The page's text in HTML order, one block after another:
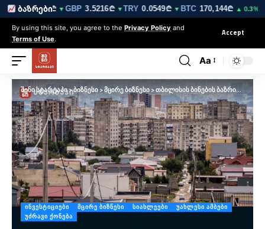
ბაზრები
3.0212₾▼GBP3.5216₾▼TRY0.0549₾▼BTC170,144₾▲ 0.3%
By using this site, you agree to the Privacy Policy and
Terms of Use.
Accept
Aa
შენი სტარტაპი>ბიზნესი>მცირე ბიზნესი>თბილისის ბინების ბაზრის რეალობა — მითები და ფაქტები უძრავი ქონების ინვესტიციებზე
ᲘᲜᲕᲔᲡᲢᲘᲪᲘᲔᲑᲘ ᲛᲪᲘᲠᲔ ᲑᲘᲖᲜᲔᲡᲘ ᲡᲘᲐᲮᲚᲔᲔᲑᲘ
ᲣᲐᲮᲚᲔᲡᲘ ᲐᲛᲑᲔᲑᲘ
ᲣᲫᲠᲐᲕᲘ ᲥᲝᲜᲔᲑᲐ